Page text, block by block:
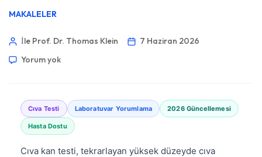
MAKALELER
İle Prof. Dr. Thomas Klein
7 Haziran 2026
Yorum yok
Cıva Testi Laboratuvar Yorumlama 2026 Güncellemesi
Hasta Dostu
Cıva kan testi, tekrarlayan yüksek düzeyde cıva